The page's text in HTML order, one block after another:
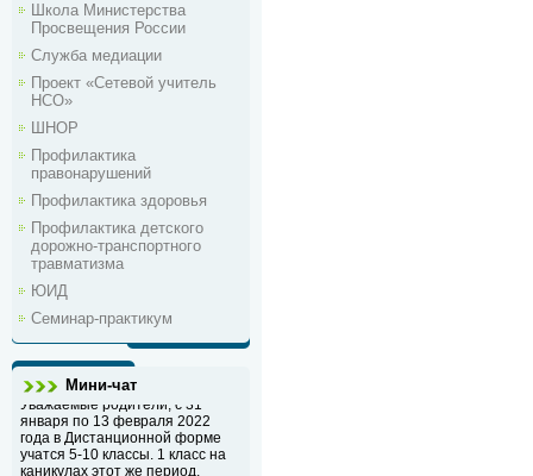
Школа Министерства
Просвещения России
Служба медиации
Проект «Сетевой учитель
НСО»
ШНОР
Профилактика
правонарушений
Профилактика здоровья
Профилактика детского
дорожно-транспортного
травматизма
ЮИД
Семинар-практикум
Мини-чат